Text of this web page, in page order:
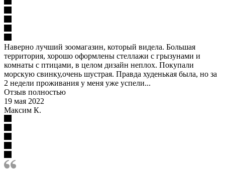
Наверно лучший зоомагазин, который видела. Большая
территория, хорошо оформлены стеллажи с грызунами и
комнаты с птицами, в целом дизайн неплох. Покупали
морскую свинку,очень шустрая. Правда худенькая была, но за
2 недели проживания у меня уже успели...
Отзыв полностью
19 мая 2022
Максим К.